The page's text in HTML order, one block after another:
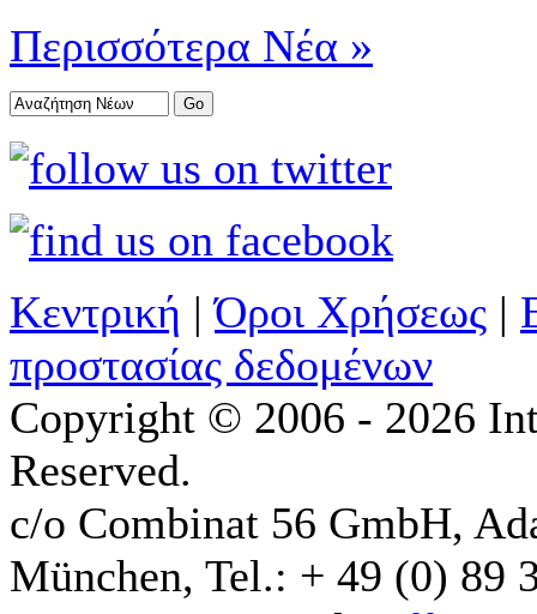
Περισσότερα Νέα »
Κεντρική |Όροι Χρήσεως |
προστασίας δεδομένων
Copyright © 2006 - 2026
Reserved.
c/o Combinat 56 GmbH,
München, Tel.: + 49 (0) 89